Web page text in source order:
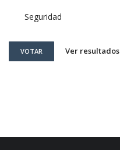
Seguridad
VOTAR Ver resultados